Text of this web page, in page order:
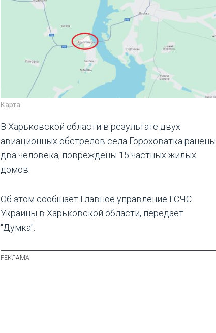
Карта
В Харьковской области в результате двух
авиационных обстрелов села Гороховатка ранены
два человека, повреждены 15 частных жилых
домов.
Об этом сообщает Главное управление ГСЧС
Украины в Харьковской области, передает
"Думка".